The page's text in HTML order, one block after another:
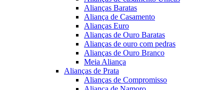
Alianças Baratas
Aliança de Casamento
Alianças Euro
Alianças de Ouro Baratas
Alianças de ouro com pedras
Alianças de Ouro Branco
Meia Aliança
Alianças de Prata
Alianças de Compromisso